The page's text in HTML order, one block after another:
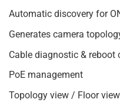
Automatic discovery for
Generates camera
Cable diagnostic & reboot
PoE management
Topology view / Floor